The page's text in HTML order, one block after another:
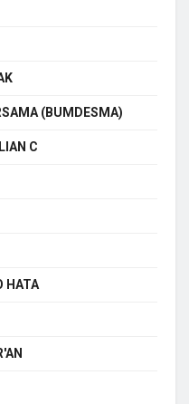
(BUMDESMA)
C
HATA